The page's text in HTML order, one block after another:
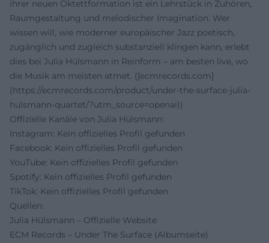
ihrer neuen Oktettformation ist ein Lehrstück in Zuhören,
Raumgestaltung und melodischer Imagination. Wer
wissen will, wie moderner europäischer Jazz poetisch,
zugänglich und zugleich substanziell klingen kann, erlebt
dies bei Julia Hülsmann in Reinform – am besten live, wo
die Musik am meisten atmet. ([ecmrecords.com]
(https://ecmrecords.com/product/under-the-surface-julia-
hulsmann-quartet/?utm_source=openai))
Offizielle Kanäle von Julia Hülsmann:
Instagram: Kein offizielles Profil gefunden
Facebook: Kein offizielles Profil gefunden
YouTube: Kein offizielles Profil gefunden
Spotify: Kein offizielles Profil gefunden
TikTok: Kein offizielles Profil gefunden
Quellen:
Julia Hülsmann – Offizielle Website
ECM Records – Under The Surface (Albumseite)